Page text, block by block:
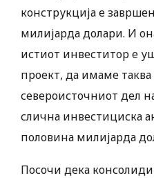
конструкција е
милијарда долари. И
истиот инвеститор е
проект, да имаме
североисточниот дел
слична инвестициска
половина милијарда
Посочи дека